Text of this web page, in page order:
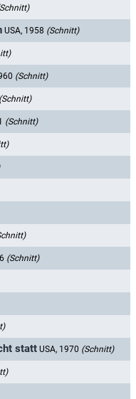
USA, 1958 (Schnitt)
(Schnitt)
(Schnitt)
(Schnitt)
(Schnitt)
statt USA, 1970 (Schnitt)